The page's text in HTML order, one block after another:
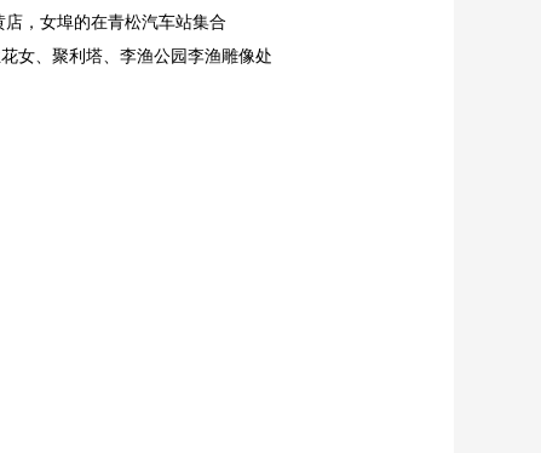
店，女埠的在青松汽车站集合
女、聚利塔、李渔公园李渔雕像处